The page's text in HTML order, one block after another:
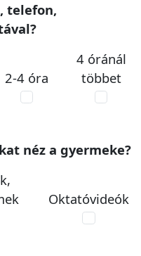
telefon,
2-4 óra
4 óránál
többet
néz a gyermeke?
Oktatóvideók